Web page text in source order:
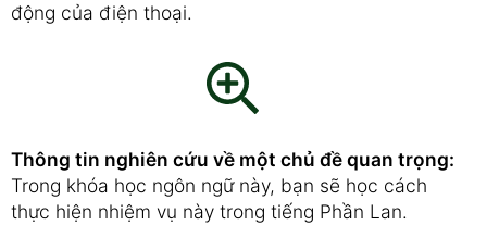
động của điện thoại.
Thông tin nghiên cứu về một chủ đề quan trọng:
Trong khóa học ngôn ngữ này, bạn sẽ học cách
thực hiện nhiệm vụ này trong tiếng Phần Lan.